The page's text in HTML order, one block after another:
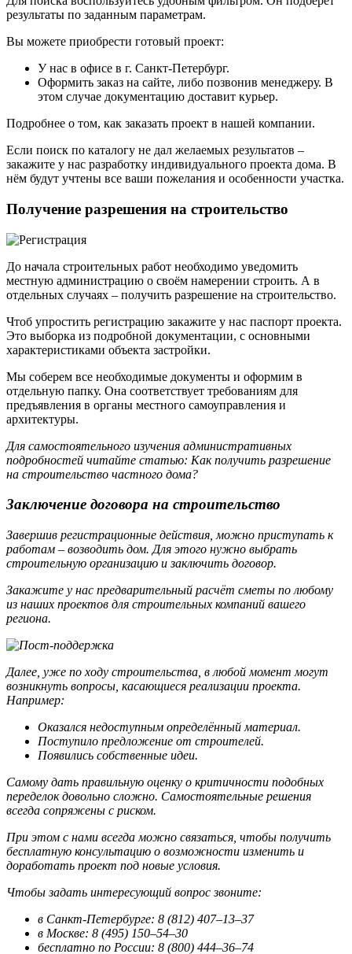
результаты по заданным параметрам.
Вы можете приобрести готовый проект:
У нас в офисе в г. Санкт-Петербург.
Оформить заказ на сайте, либо позвонив менеджеру. В
этом случае документацию доставит курьер.
Подробнее о том, как заказать проект в нашей компании.
Если поиск по каталогу не дал желаемых результатов –
закажите у нас разработку индивидуального проекта дома. В
нём будут учтены все ваши пожелания и особенности участка.
Получение разрешения на строительство
До начала строительных работ необходимо уведомить
местную администрацию о своём намерении строить. А в
отдельных случаях – получить разрешение на строительство.
Чтоб упростить регистрацию закажите у нас паспорт проекта.
Это выборка из подробной документации, с основными
характеристиками объекта застройки.
Мы соберем все необходимые документы и оформим в
отдельную папку. Она соответствует требованиям для
предъявления в органы местного самоуправления и
архитектуры.
Для самостоятельного изучения административных
подробностей читайте статью: Как получить разрешение
на строительство частного дома?
Заключение договора на строительство
Завершив регистрационные действия, можно приступать к
работам – возводить дом. Для этого нужно выбрать
строительную организацию и заключить договор.
Закажите у нас предварительный расчёт сметы по любому
из наших проектов для строительных компаний вашего
региона.
Далее, уже по ходу строительства, в любой момент могут
возникнуть вопросы, касающиеся реализации проекта.
Например:
Оказался недоступным определённый материал.
Поступило предложение от строителей.
Появились собственные идеи.
Самому дать правильную оценку о критичности подобных
переделок довольно сложно. Самостоятельные решения
всегда сопряжены с риском.
При этом с нами всегда можно связаться, чтобы получить
бесплатную консультацию о возможности изменить и
доработать проект под новые условия.
Чтобы задать интересующий вопрос звоните:
в Санкт-Петербурге: 8 (812) 407–13–37
в Москве: 8 (495) 150–54–30
бесплатно по России: 8 (800) 444–36–74